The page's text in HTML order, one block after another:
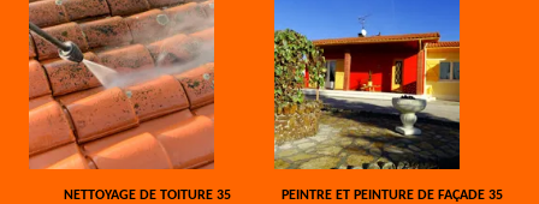
NETTOYAGE DE TOITURE 35 PEINTRE ET PEINTURE DE FAÇADE 35